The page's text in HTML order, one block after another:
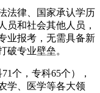
法律、国家承认学历
员和社会其他人员，
业报考，无需具备新
破专业壁垒。
个，专科65个），
学、医学等各大领